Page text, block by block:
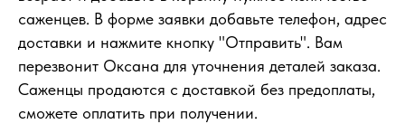
саженцев. В форме заявки добавьте телефон, адрес
доставки и нажмите кнопку "Отправить". Вам
перезвонит Оксана для уточнения деталей заказа.
Саженцы продаются с доставкой без предоплаты,
сможете оплатить при получении.